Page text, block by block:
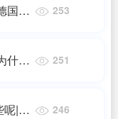
国
253
什么
251
呢|春
246